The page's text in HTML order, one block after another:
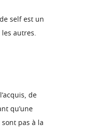
self est un
autres.
de
qu’une
pas à la